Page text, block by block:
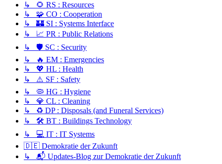
↳ 🌻 RS : Resources
↳ 🧩 CO : Cooperation
↳ 🏰 SI : Systems Interface
↳ 📈 PR : Public Relations
↳ 🛡️ SC : Security
↳ 🔥 EM : Emergencies
↳ 💖 HL : Health
↳ ⚠️ SF : Safety
↳ 🦠 HG : Hygiene
↳ 💎 CL : Cleaning
↳ ♻️ DP : Disposals (and Funeral Services)
↳ 🛠️ BT : Buildings Technology
↳ 💻 IT : IT Systems
🇩🇪 Demokratie der Zukunft
↳ 📬 Updates-Blog zur Demokratie der Zukunft